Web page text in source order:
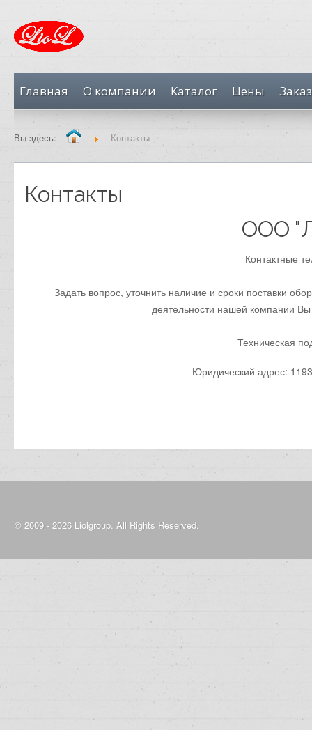
Главная О компании Каталог Цены
Вы здесь: Контакты
Контакты
ООО
Контактные
Задать вопрос, уточнить наличие и сроки поставки
деятельности нашей компании
Техническая
Юридический адрес:
© 2009 - 2026 Liolgroup. All Rights Reserved.